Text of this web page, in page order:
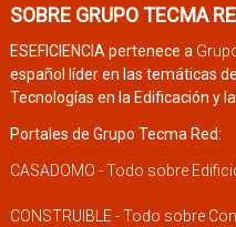
SOBRE GRUPO TECMA
ESEFICIENCIA pertenece a
español líder en las temáticas
Tecnologías en la Edificación y
Portales de Grupo Tecma Red:
CASADOMO - Todo sobre
CONSTRUIBLE - Todo sobre